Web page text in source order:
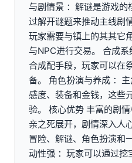
与剧情景 ：解谜是游戏
过解开谜题来推动主线剧
玩家需要与镇上的其其它
与NPC进行交易。 合成
合成配手段，玩家可以在
备。 角色扮演与养成 ：
感度、装备和金钱，这些
验。 核心优势 丰富的剧
亲之死展开，剧情深入人
冒险、解谜、角色扮演和
动性强 ：玩家可以通过挖